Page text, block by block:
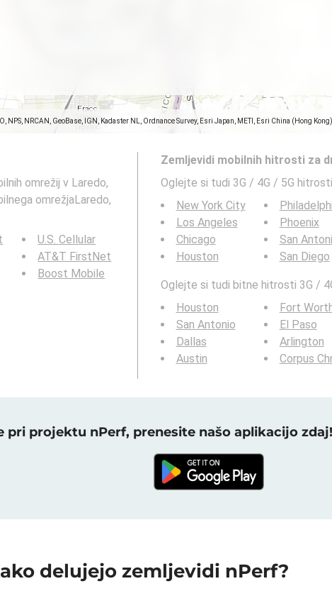
NPS, NRCAN, GeoBase, IGN, Kadaster NL, Ordnance Survey, Esri Japan, METI, Esri China (Hong
omrežij v Laredo,
omrežjaLaredo,
U.S. Cellular
AT&T FirstNet
Boost Mobile
Zemljevidi mobilnih hitrosti za
Oglejte si tudi 3G / 4G / 5G
New York City
Los Angeles
Chicago
Houston
Phoenix
San
San Diego
Oglejte si tudi bitne hitrosti 3G /
Houston
San Antonio
Dallas
Austin
Fort
El Paso
Arlington
Corpus
pri projektu nPerf, prenesite našo aplikacijo zdaj!
delujejo zemljevidi nPerf?